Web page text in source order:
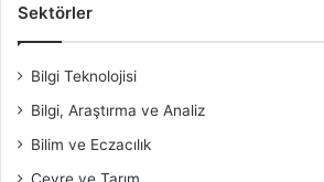
Sektörler
Bilgi Teknolojisi
Bilgi, Araştırma ve Analiz
Bilim ve Eczacılık
Çevre ve Tarım